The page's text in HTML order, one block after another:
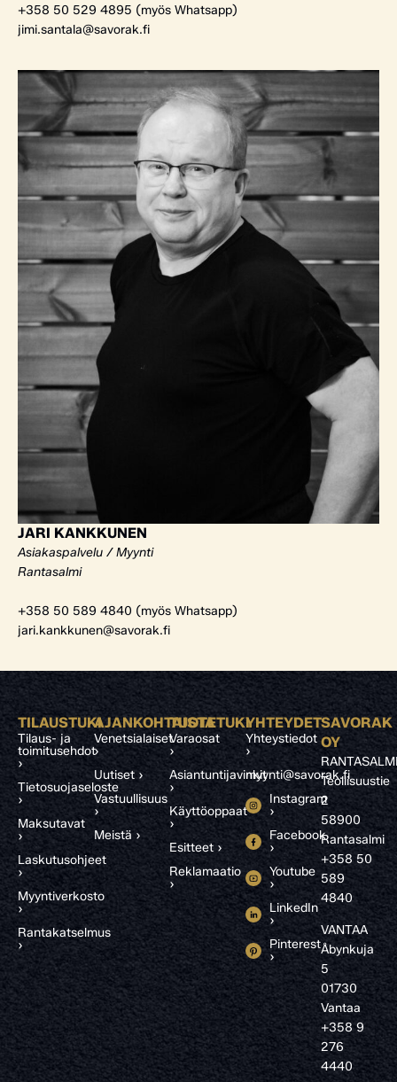
+358 50 529 4895 (myös Whatsapp)
jimi.santala@savorak.fi
JARI KANKKUNEN
Asiakaspalvelu / Myynti
Rantasalmi
+358 50 589 4840 (myös Whatsapp)
jari.kankkunen@savorak.fi
TILAUSTUKI
Tilaus- ja
toimitusehdot
›
Tietosuojaseloste
›
Maksutavat
›
Laskutusohjeet
›
Myyntiverkosto
›
Rantakatselmus
›
AJANKOHTAISTA
Venetsialaiset
›
Uutiset ›
Vastuullisuus
›
Meistä ›
TUOTETUKI
Varaosat
›
Asiantuntijavinkit
›
Käyttöoppaat
›
Esitteet ›
Reklamaatio
›
YHTEYDET
Yhteystiedot
›
myynti@savorak.fi
Instagram
›
Facebook
›
Youtube
›
LinkedIn
›
Pinterest
›
SAVORAK
OY
Teollisuustie
2
58900
Rantasalmi
+358 50
589
4840
VANTAA
Åbynkuja
5
01730
Vantaa
+358 9
276
4440